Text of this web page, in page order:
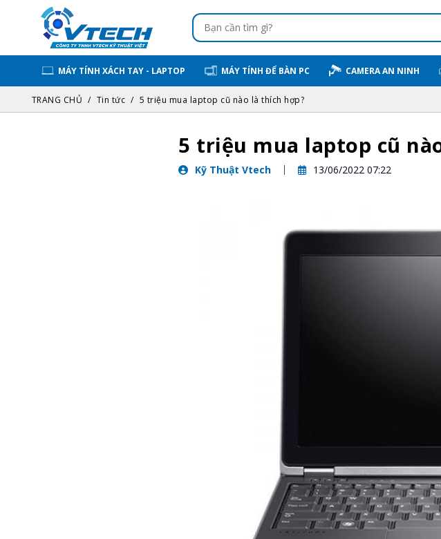
MÁY TÍNH XÁCH TAY - LAPTOP MÁY TÍNH ĐỂ BÀN PC CAMERA AN NINH
TRANG CHỦ Tin tức 5 triệu mua laptop cũ nào là thích hợp?
5 triệu mua laptop cũ
Kỹ Thuật Vtech 13/06/2022 07:22